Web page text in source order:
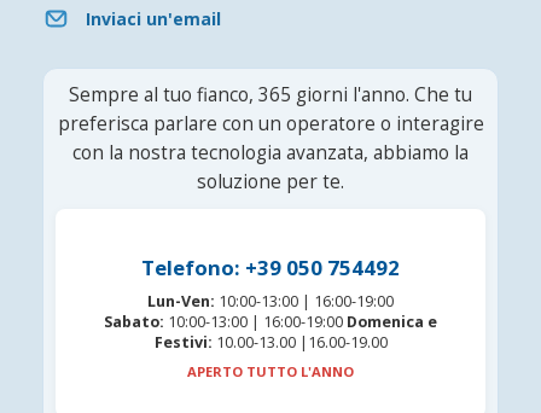
Inviaci un'email
Sempre al tuo fianco, 365 giorni l'anno. Che tu
preferisca parlare con un operatore o interagire
con la nostra tecnologia avanzata, abbiamo la
soluzione per te.
Telefono: +39 050 754492
Lun-Ven: 10:00-13:00 | 16:00-19:00
Sabato: 10:00-13:00 | 16:00-19:00 Domenica e
Festivi: 10.00-13.00 |16.00-19.00
APERTO TUTTO L'ANNO